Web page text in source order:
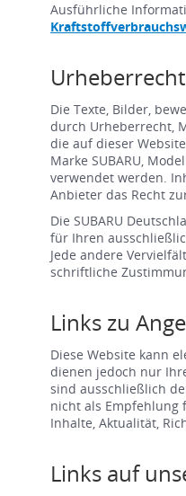
Ausführliche
Die Texte, Bilder,
durch Urheberrecht,
die auf dieser
Marke SUBARU,
verwendet werden.
Anbieter das Recht
Die SUBARU
für Ihren
Jede andere
schriftliche
Links zu
Diese Website kann
dienen jedoch nur
sind ausschließlich
nicht als Empfehlung
Inhalte, Aktualität,
Links auf